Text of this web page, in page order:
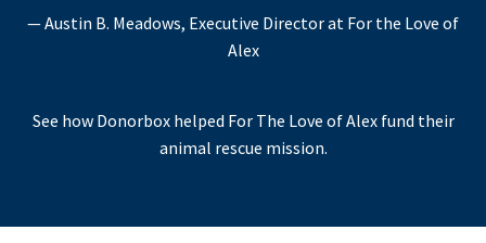
— Austin B. Meadows, Executive Director at For the Love of
Alex
See how Donorbox helped For The Love of Alex fund their
animal rescue mission.